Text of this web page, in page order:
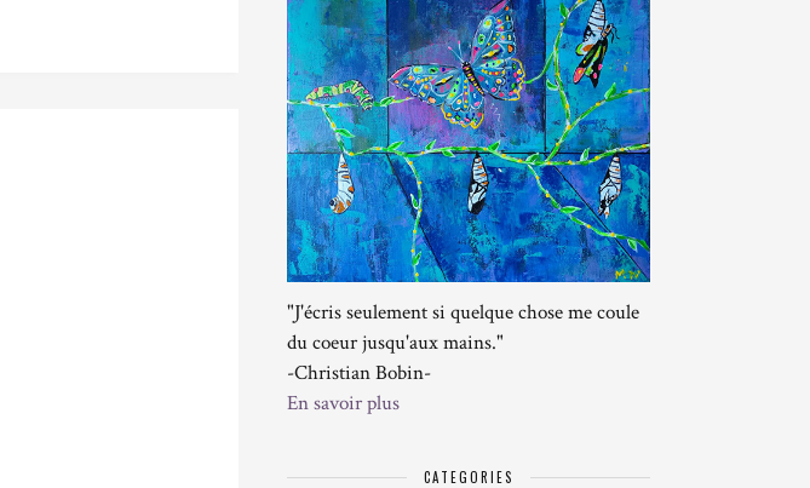
"J'écris seulement si quelque chose me coule
du coeur jusqu'aux mains."
-Christian Bobin-
En savoir plus
CATEGORIES